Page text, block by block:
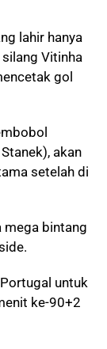
lahir hanya
Vitinha
gol
akan
setelah di
mega bintang
untuk
ke-90+2